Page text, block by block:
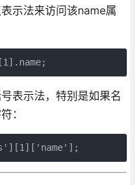
示法来访问该name属
表示法，特别是如果名
：